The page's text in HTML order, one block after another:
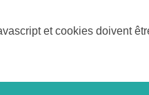
et cookies doivent